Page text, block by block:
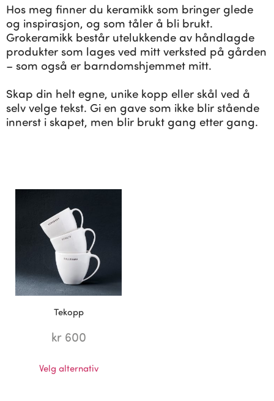
Hos meg finner du keramikk som bringer glede
og inspirasjon, og som tåler å bli brukt.
Grokeramikk består utelukkende av håndlagde
produkter som lages ved mitt verksted på gården
– som også er barndomshjemmet mitt.
Skap din helt egne, unike kopp eller skål ved å
selv velge tekst. Gi en gave som ikke blir stående
innerst i skapet, men blir brukt gang etter gang.
Tekopp
kr600
Velg alternativ